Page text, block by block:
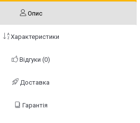
Опис
Характеристики
Відгуки (0)
Доставка
Гарантія